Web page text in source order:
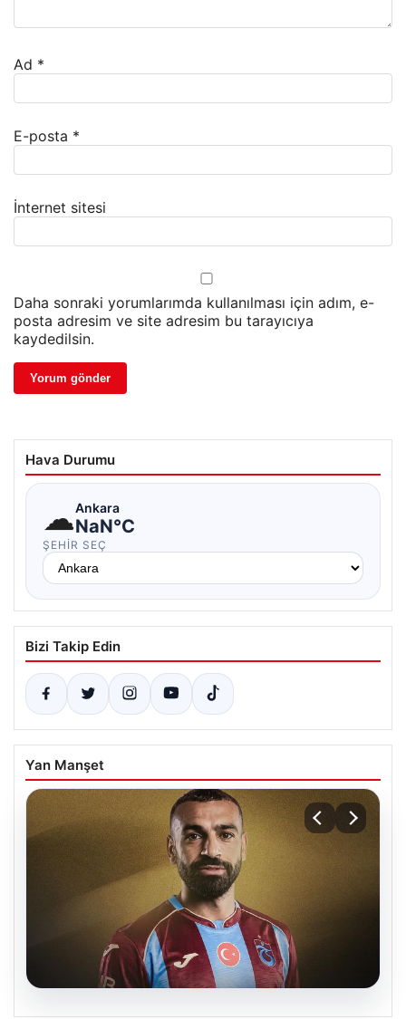
Ad *
E-posta *
İnternet sitesi
Daha sonraki yorumlarımda kullanılması için adım, e-
posta adresim ve site adresim bu tarayıcıya
kaydedilsin.
Hava Durumu
☁Ankara
NaN°C
ŞEHIR SEÇ
Bizi Takip Edin
Yan Manşet